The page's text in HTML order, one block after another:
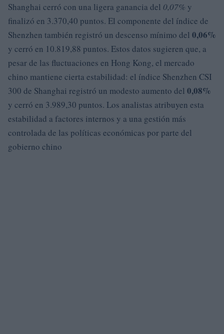
Shanghai cerró con una ligera ganancia del 0,07% y
finalizó en 3.370,40 puntos. El componente del índice de
Shenzhen también registró un descenso mínimo del 0,06%
y cerró en 10.819,88 puntos. Estos datos sugieren que, a
pesar de las fluctuaciones en Hong Kong, el mercado
chino mantiene cierta estabilidad: el índice Shenzhen CSI
300 de Shanghai registró un modesto aumento del 0,08%
y cerró en 3.989,30 puntos. Los analistas atribuyen esta
estabilidad a factores internos y a una gestión más
controlada de las políticas económicas por parte del
gobierno chino